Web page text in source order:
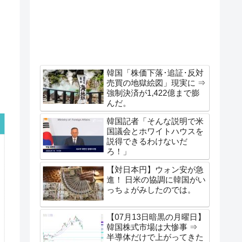
韓国「株価下落･追証･反対
売買の地獄絵図」現実に ⇒
強制決済が1,422億まで膨
んだ。
韓国記者「そんな説明で米
国議会とホワイトハウスを
説得できるわけないだ
ろ！」
【対日本円】ウォン安が急
進！ 日米の協調に韓国がい
っちょがみしたのでは。
【07月13日暗黒の月曜日】
韓国株式市場は大惨事 ⇒
半導体だけで上がってきた